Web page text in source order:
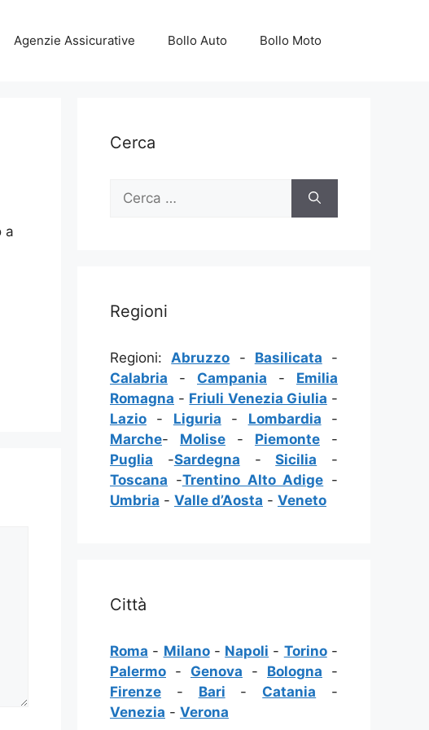
Agenzie Assicurative Bollo Auto Bollo Moto
a
Cerca
Ricerca
Regioni
Regioni:Abruzzo - Basilicata -
Calabria - Campania - Emilia
Romagna - Friuli Venezia Giulia -
Lazio - Liguria - Lombardia -
Marche- Molise - Piemonte -
Puglia -Sardegna -Sicilia -
Toscana -Trentino Alto Adige -
Umbria - Valle d’Aosta - Veneto
Città
Roma - Milano- Napoli - Torino-
Palermo - Genova - Bologna -
Firenze - Bari - Catania -
Venezia - Verona